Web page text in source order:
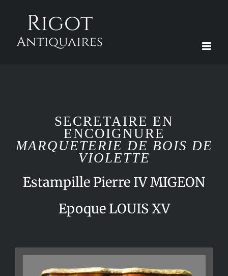
contenu
SECRETAIRE EN
ENCOIGNURE
MARQUETERIE DE BOIS DE
VIOLETTE
Estampille Pierre IV MIGEON
Epoque LOUIS XV